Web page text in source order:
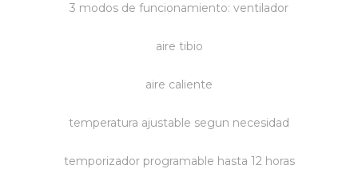
3 modos de funcionamiento: ventilador
aire tibio
aire caliente
temperatura ajustable segun necesidad
temporizador programable hasta 12 horas